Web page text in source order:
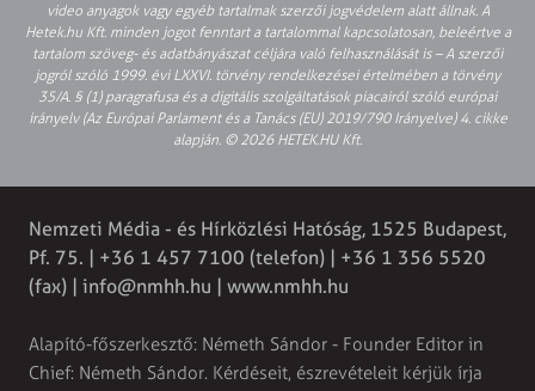
video anyagok vagy egyéb tartalmak szerzői jogvédelem alatt állnak. A
Hetek.hu Kft. minden jogot fenntart a tartalommal kapcsolatosan, beleértve a
tartalom szöveg- és adatbányászat céljára való felhasználását is – A szerzői
jogról szóló 1999. évi LXXVI. törvény rendelkezései értelmében a törvény
35/A. § (1) paragrafusa és a digitális szolgáltatások piacairól szóló európai
irányelv (Az Európai Parlament és a Tanács (EU) 2019/790 Irányelve) 4. cikke
alapján. © 2026 HETEK.HU Kft.
Nemzeti Média - és Hírközlési Hatóság, 1525 Budapest,
Pf. 75. | +36 1 457 7100 (telefon) | +36 1 356 5520
(fax) | info@nmhh.hu | www.nmhh.hu
Alapító-főszerkesztő: Németh Sándor - Founder Editor in
Chief: Németh Sándor. Kérdéseit, észrevételeit kérjük írja